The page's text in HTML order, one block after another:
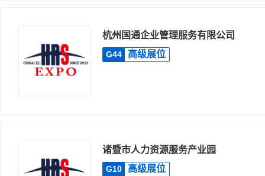
杭州国通企业管理服务有限公司
G44 高级展位
诸暨市人力资源服务产业园
G10 高级展位